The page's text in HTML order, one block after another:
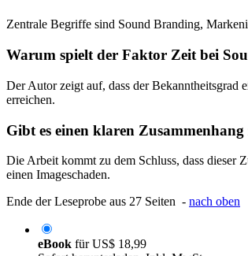
Zentrale Begriffe sind Sound Branding,
Warum spielt der Faktor Zeit bei
Der Autor zeigt auf, dass der
erreichen.
Gibt es einen klaren
Die Arbeit kommt zu dem Schluss, dass dieser
einen Imageschaden.
Ende der Leseprobe aus 27 Seiten - nach oben
eBook fürUS$ 18,99